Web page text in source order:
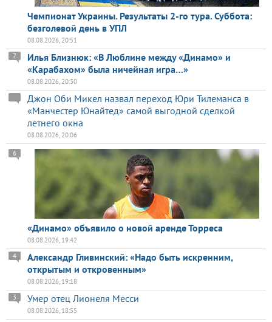
Чемпионат Украины. Результаты 2-го тура. Суббота:
безголевой день в УПЛ
08.08.2026, 20:51
Илья Близнюк: «В Люблине между «Динамо» и
«Карабахом» была ничейная игра…»
7
08.08.2026, 20:30
Джон Оби Микел назвал переход Юри Тилеманса в
«Манчестер Юнайтед» самой выгодной сделкой
летнего окна
08.08.2026, 20:06
«Динамо» объявило о новой аренде Торреса
6
08.08.2026, 19:42
Александр Гливинский: «Надо быть искренним,
открытым и откровенным»
4
08.08.2026, 19:18
Умер отец Лионеля Месси
3
08.08.2026, 18:55